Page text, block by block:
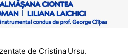
de Cristina Ursu.